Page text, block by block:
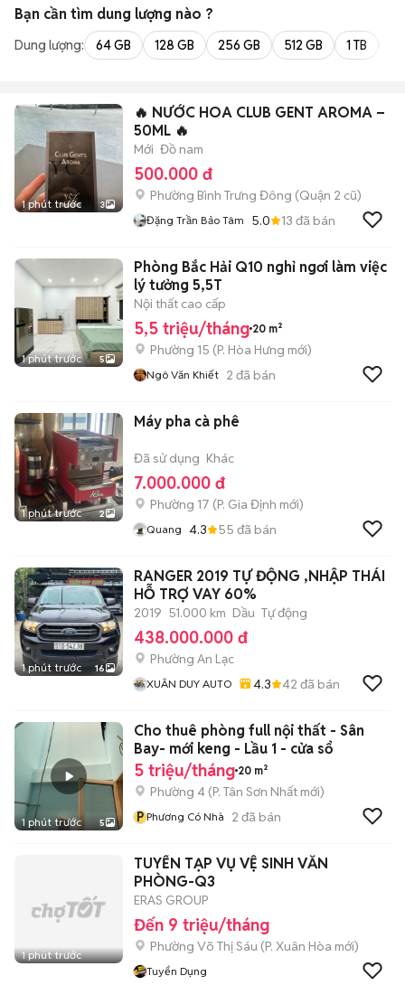
Bạn cần tìm dung lượng nào ?
Dung lượng: 64 GB 128 GB 256 GB 512 GB 1 TB
1 phút trước 3
🔥 NƯỚC HOA CLUB GENT AROMA –
50ML 🔥
Mới Đồ nam
500.000 đ
Phường Bình Trưng Đông (Quận 2 cũ)
Đặng Trần Bảo Tâm 5.0 13 đã bán
1 phút trước 5
Phòng Bắc Hải Q10 nghỉ ngơi làm việc
lý tưởng 5,5T
Nội thất cao cấp
5,5 triệu/tháng 20 m²
Phường 15 (P. Hòa Hưng mới)
Ngô Văn Khiết 2 đã bán
1 phút trước 2
Máy pha cà phê
Đã sử dụng Khác
7.000.000 đ
Phường 17 (P. Gia Định mới)
Quang 4.3 55 đã bán
1 phút trước 16
RANGER 2019 TỰ ĐỘNG ,NHẬP THÁI
HỖ TRỢ VAY 60%
2019 51.000 km Dầu Tự động
438.000.000 đ
Phường An Lạc
XUÂN DUY AUTO 4.3 42 đã bán
1 phút trước 5
Cho thuê phòng full nội thất - Sân
Bay- mới keng - Lầu 1 - cửa sổ
5 triệu/tháng 20 m²
Phường 4 (P. Tân Sơn Nhất mới)
P Phương Có Nhà 2 đã bán
1 phút trước
TUYỂN TẠP VỤ VỆ SINH VĂN
PHÒNG-Q3
ERAS GROUP
Đến 9 triệu/tháng
Phường Võ Thị Sáu (P. Xuân Hòa mới)
Tuyển Dụng